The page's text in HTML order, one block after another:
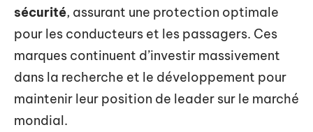
sécurité, assurant une protection optimale
pour les conducteurs et les passagers. Ces
marques continuent d’investir massivement
dans la recherche et le développement pour
maintenir leur position de leader sur le marché
mondial.